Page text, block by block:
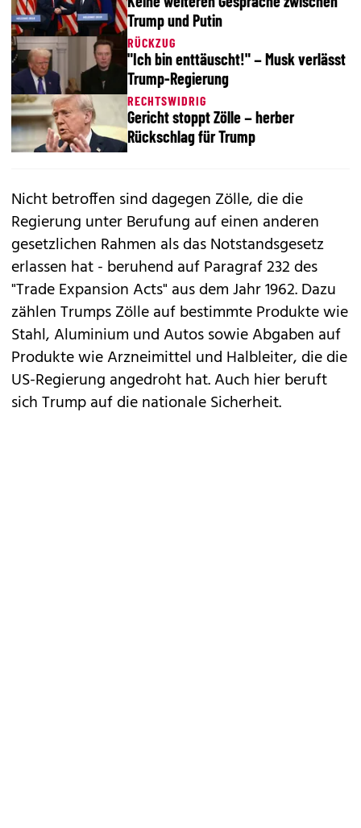
Trump und Putin
RÜCKZUG
"Ich bin enttäuscht!" – Musk verlässt
Trump-Regierung
RECHTSWIDRIG
Gericht stoppt Zölle – herber
Rückschlag für Trump
Nicht betroffen sind dagegen Zölle, die die
Regierung unter Berufung auf einen anderen
gesetzlichen Rahmen als das Notstandsgesetz
erlassen hat - beruhend auf Paragraf 232 des
"Trade Expansion Acts" aus dem Jahr 1962. Dazu
zählen Trumps Zölle auf bestimmte Produkte wie
Stahl, Aluminium und Autos sowie Abgaben auf
Produkte wie Arzneimittel und Halbleiter, die die
US-Regierung angedroht hat. Auch hier beruft
sich Trump auf die nationale Sicherheit.